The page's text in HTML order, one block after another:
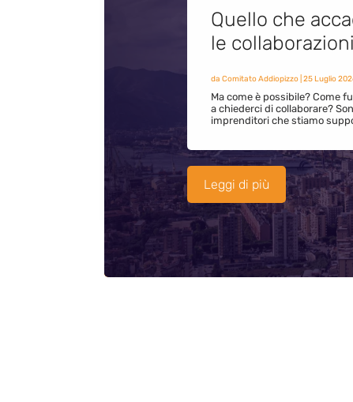
Quello che
le
da Comitato Addiopizzo| 25 Luglio
Ma come è possibile? Come
a chiederci di collaborare?
imprenditori che stiamo
Leggi di più